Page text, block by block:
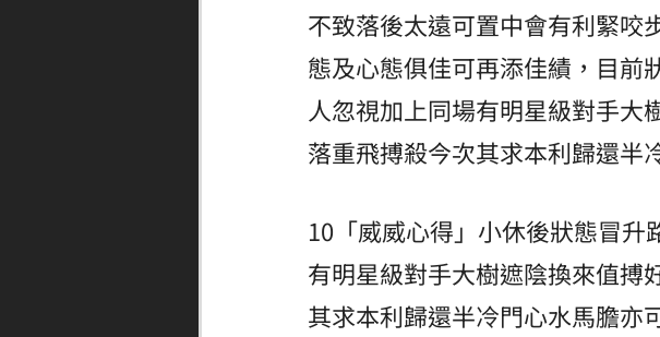
不致落後太遠可置中會有利緊咬
態及心態俱佳可再添佳績，目前
人忽視加上同場有明星級對手大
落重飛搏殺今次其求本利歸還半
10「威威心得」小休後狀態冒
有明星級對手大樹遮陰換來值搏
其求本利歸還半冷門心水馬膽亦